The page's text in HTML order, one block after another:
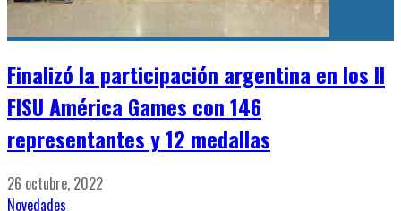
Finalizó la participación argentina en los II
FISU América Games con 146
representantes y 12 medallas
26 octubre, 2022
Novedades